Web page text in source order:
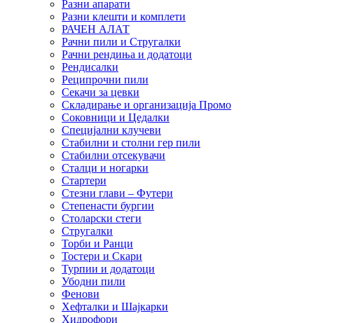
Разни апарати
Разни клешти и комплети
РАЧЕН АЛАТ
Рачни пили и Стругалки
Рачни рендиња и додатоци
Рендисалки
Реципрочни пили
Секачи за цевки
Складирање и организација Промо
Соковници и Цедалки
Специјални клучеви
Стабилни и столни гер пили
Стабилни отсекувачи
Сталци и ногарки
Стартери
Стезни глави – Футери
Степенасти бургии
Столарски стеги
Стругалки
Торби и Ранци
Тостери и Скари
Турпии и додатоци
Убодни пили
Фенови
Хефталки и Шајкарки
Хидрофори